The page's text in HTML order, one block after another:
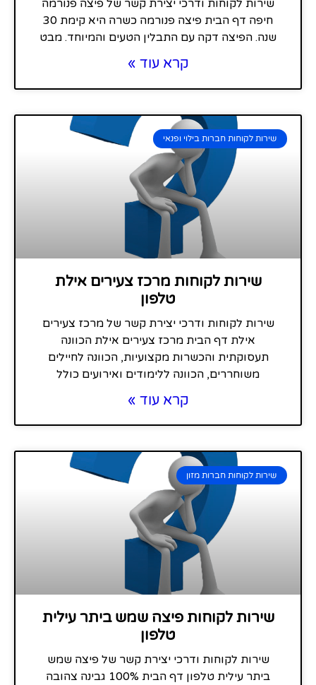
שירות לקוחות ודרכי יצירת קשר של פיצה פנורמה
חיפה דף הבית פיצה פנורמה כשרה היא קימת 30
שנה. הפיצה דקה עם התבלין הטעים והמיוחד. מבט
קרא עוד »
שירות לקוחות חברות בילוי ופנאי
שירות לקוחות מרכז צעירים אילת
טלפון
שירות לקוחות ודרכי יצירת קשר של מרכז צעירים
אילת דף הבית מרכז צעירים אילת הכוונה
תעסוקתית והכשרות מקצועיות, הכוונה לחיילים
משוחררים, הכוונה ללימודים ואירועים כולל
קרא עוד »
שירות לקוחות חברות מזון
שירות לקוחות פיצה שמש ביתר עילית
טלפון
שירות לקוחות ודרכי יצירת קשר של פיצה שמש
ביתר עילית טלפון דף הבית 100% גבינה צהובה